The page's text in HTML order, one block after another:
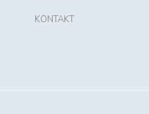
KONTAKT